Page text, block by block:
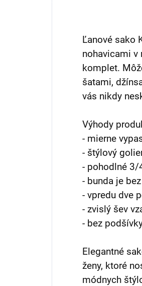
Ľanové sako
nohavicami v
komplet.
šatami,
vás nikdy
Výhody
- mierne
- štýlový
- pohodlné 3/
- bunda je
- vpredu dve
- zvislý šev
- bez
Elegantné
ženy, ktoré
módnych